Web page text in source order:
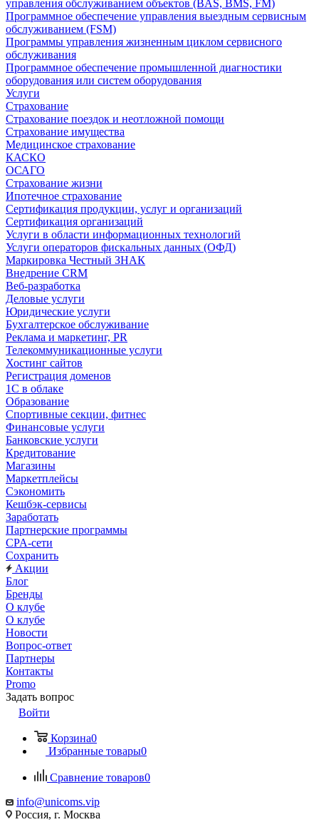
управления обслуживанием объектов (BAS, BMS, FM)
Программное обеспечение управления выездным сервисным
обслуживанием (FSM)
Программы управления жизненным циклом сервисного
обслуживания
Программное обеспечение промышленной диагностики
оборудования или систем оборудования
Услуги
Страхование
Страхование поездок и неотложной помощи
Страхование имущества
Медицинское страхование
КАСКО
ОСАГО
Страхование жизни
Ипотечное страхование
Сертификация продукции, услуг и организаций
Сертификация организаций
Услуги в области информационных технологий
Услуги операторов фискальных данных (ОФД)
Маркировка Честный ЗНАК
Внедрение CRM
Веб-разработка
Деловые услуги
Юридические услуги
Бухгалтерское обслуживание
Реклама и маркетинг, PR
Телекоммуникационные услуги
Хостинг сайтов
Регистрация доменов
1С в облаке
Образование
Спортивные секции, фитнес
Финансовые услуги
Банковские услуги
Кредитование
Магазины
Маркетплейсы
Сэкономить
Кешбэк-сервисы
Заработать
Партнерские программы
CPA-сети
Сохранить
Акции
Блог
Бренды
О клубе
О клубе
Новости
Вопрос-ответ
Партнеры
Контакты
Promo
Задать вопрос
Войти
Корзина0
Избранные товары0
Сравнение товаров0
info@unicoms.vip
Россия, г. Москва